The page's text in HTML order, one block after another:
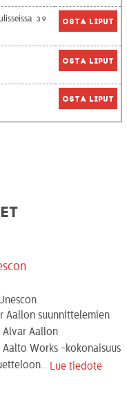
39
Osta liput
Osta liput
Osta liput
Aallon suunnittelemien
Aallon
Works -kokonaisuus
Lue tiedote